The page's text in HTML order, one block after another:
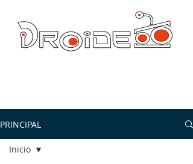
PRINCIPAL
Inicio